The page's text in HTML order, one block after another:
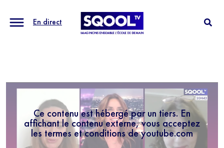
En direct
Ce contenu est hébergé par un tiers. En
affichant le contenu externe, vous acceptez
les termes et conditions de youtube.com